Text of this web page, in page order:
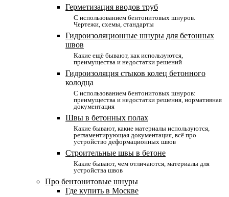
Герметизация вводов труб
С использованием бентонитовых шнуров.
Чертежи, схемы, стандарты
Гидроизоляционные шнуры для бетонных
швов
Какие ещё бывают, как используются,
преимущества и недостатки решений
Гидроизоляция стыков колец бетонного
колодца
С использованием бентонитовых шнуров:
преимущества и недостатки решения, нормативная
документация
Швы в бетонных полах
Какие бывают, какие материалы используются,
регламентирующая документация, всё про
устройство деформационных швов
Строительные швы в бетоне
Какие бывают, чем отличаются, материалы для
устройства швов
Про бентонитовые шнуры
Где купить в Москве